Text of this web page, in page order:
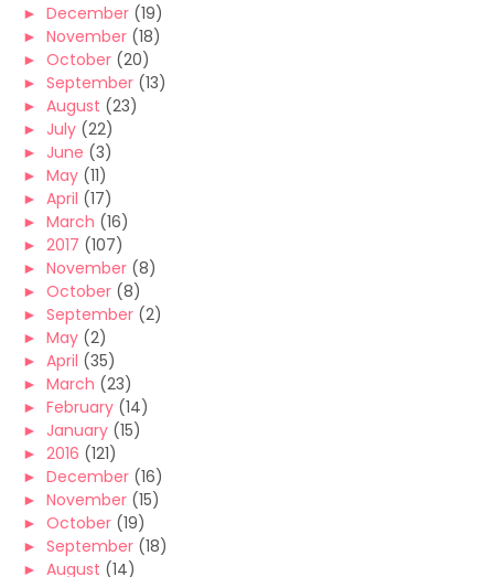
► December (19)
► November (18)
► October (20)
► September (13)
► August (23)
► July (22)
► June (3)
► May (11)
► April (17)
► March (16)
► 2017 (107)
► November (8)
► October (8)
► September (2)
► May (2)
► April (35)
► March (23)
► February (14)
► January (15)
► 2016 (121)
► December (16)
► November (15)
► October (19)
► September (18)
► August (14)